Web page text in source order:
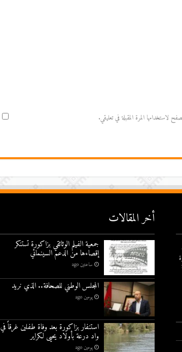
لاستخدامها المرة المقبلة في تعليقي.
أخر المقالات
جمعية الفيلم الوثائقي بزاكورة تستنكر
إقصاءها من الدعم السينمائي
ساعتين ago
المجلس الوطني للصحافة.. الذي نريد
يومين ago
استنفار بزاكورة بعد وفاة طفلين غرقاً في
واد درعة بأولاد يحيى لكراير
يومين ago